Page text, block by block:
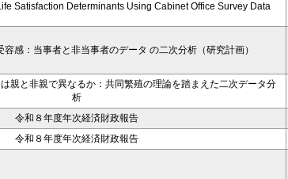
Satisfaction Determinants Using Cabinet Office Survey Data
感：当事者と非当事者のデータ の二次分析（研究計画）
親と非親で異なるか：共同繁殖の理論を踏まえた二次データ分
析
令和８年度年次経済財政報告
令和８年度年次経済財政報告